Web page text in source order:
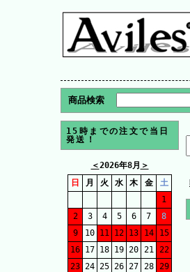
商品検索
15時までの注文で当日
発送！
＜2026年8月 ＞
日
月 火 水 木 金
土
1
2
3 4 5 6 7
8
9
10 11 12 13 14
15
16 17 18 19 20 21
22
23 24 25 26 27 28
29